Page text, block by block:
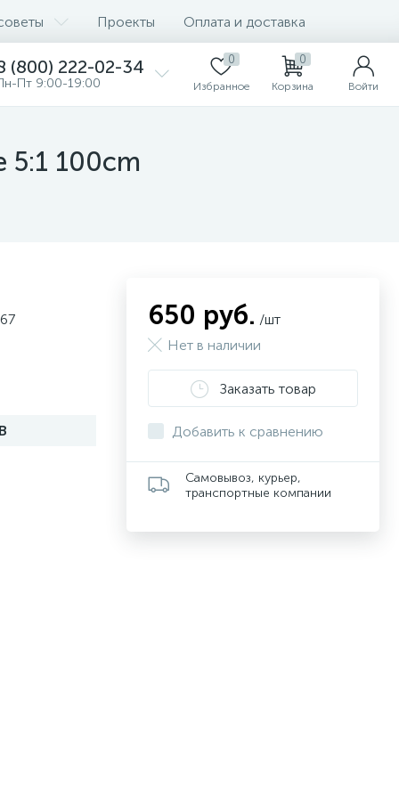
Проекты Оплата и доставка
(800) 222-02-34
Пт 9:00-19:00
0
Избранное
0
Корзина Войти
5:1 100cm
650 руб. /шт
Нет в наличии
Заказать товар
Добавить к сравнению
Самовывоз, курьер,
транспортные компании